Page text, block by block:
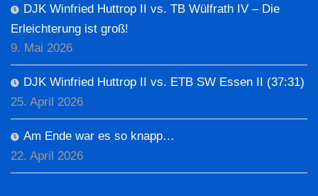
DJK Winfried Huttrop II vs. TB Wülfrath IV – Die
Erleichterung ist groß!
9. Mai 2026
DJK Winfried Huttrop II vs. ETB SW Essen II (37:31)
25. April 2026
Am Ende war es so knapp…
22. April 2026